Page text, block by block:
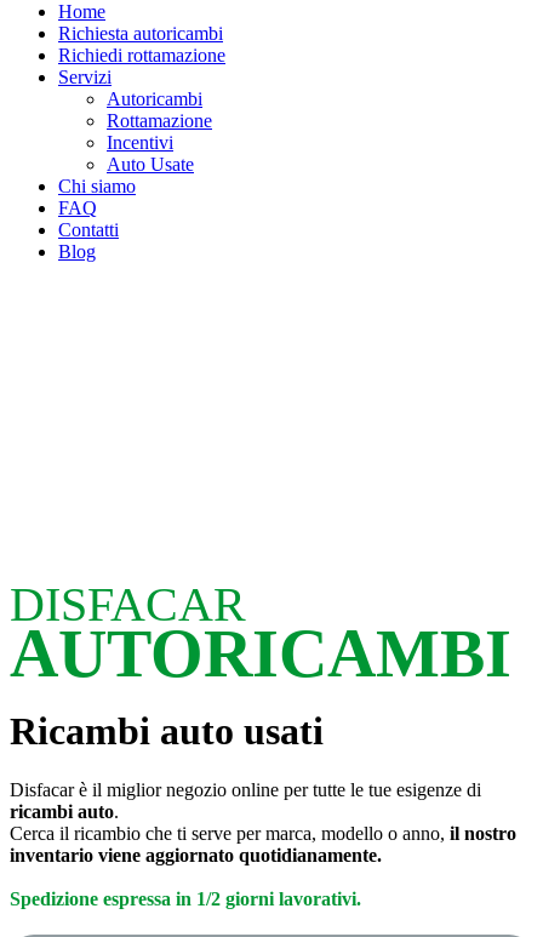
Home
Richiesta autoricambi
Richiedi rottamazione
Servizi
Autoricambi
Rottamazione
Incentivi
Auto Usate
Chi siamo
FAQ
Contatti
Blog
DISFACAR
AUTORICAMBI
Ricambi auto usati
Disfacar è il miglior negozio online per tutte le tue esigenze di
ricambi auto.
Cerca il ricambio che ti serve per marca, modello o anno, il nostro
inventario viene aggiornato quotidianamente.
Spedizione espressa in 1/2 giorni lavorativi.